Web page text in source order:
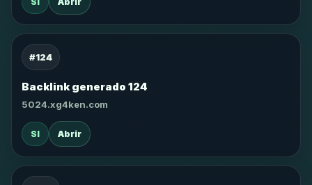
#124
Backlink generado 124
5024.xg4ken.com
SI Abrir